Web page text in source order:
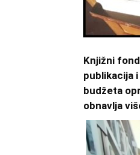
Knjižni
publikacija
budžeta
obnavlja